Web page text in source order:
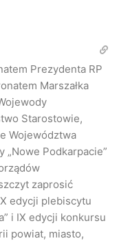
Prezydenta RP
Marszałka
Starostowie,
Województwa
„Nowe Podkarpacie”
zaprosić
edycji plebiscytu
i IX edycji konkursu
powiat, miasto,